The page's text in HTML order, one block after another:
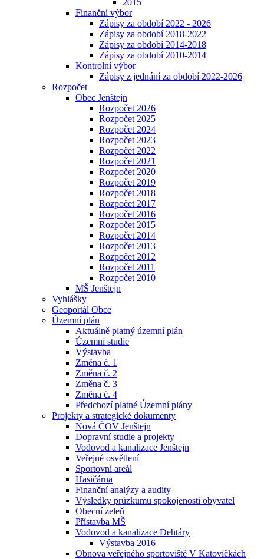
2015
Finanční výbor
Zápisy za období 2022 - 2026
Zápisy za období 2018-2022
Zápisy za období 2014-2018
Zápisy za období 2010-2014
Kontrolní výbor
Zápisy z jednání za období 2022-2026
Rozpočet
Obec Jenštejn
Rozpočet 2026
Rozpočet 2025
Rozpočet 2024
Rozpočet 2023
Rozpočet 2022
Rozpočet 2021
Rozpočet 2020
Rozpočet 2019
Rozpočet 2018
Rozpočet 2017
Rozpočet 2016
Rozpočet 2015
Rozpočet 2014
Rozpočet 2013
Rozpočet 2012
Rozpočet 2011
Rozpočet 2010
MŠ Jenštejn
Vyhlášky
Geoportál Obce
Územní plán
Aktuálně platný územní plán
Územní studie
Výstavba
Změna č. 1
Změna č. 2
Změna č. 3
Změna č. 4
Předchozí platné Územní plány
Projekty a strategické dokumenty
Nová ČOV Jenštejn
Dopravní studie a projekty
Vodovod a kanalizace Jenštejn
Veřejné osvětlení
Sportovní areál
Hasičárna
Finanční analýzy a audity
Výsledky průzkumu spokojenosti obyvatel
Obecní zeleň
Přístavba MŠ
Vodovod a kanalizace Dehtáry
Výstavba 2016
Obnova veřejného sportoviště V Katovičkách